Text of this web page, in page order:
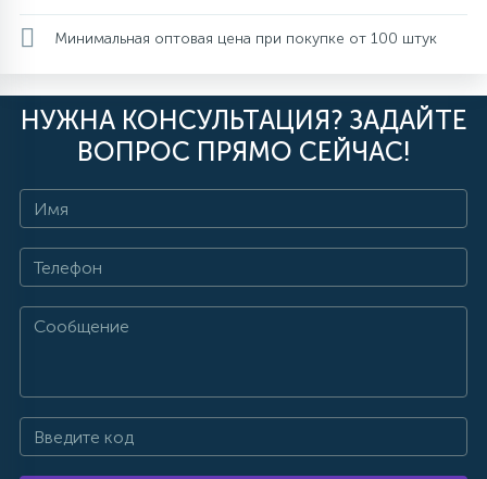
Минимальная оптовая цена при покупке от 100 штук
НУЖНА КОНСУЛЬТАЦИЯ? ЗАДАЙТЕ
ВОПРОС ПРЯМО СЕЙЧАС!